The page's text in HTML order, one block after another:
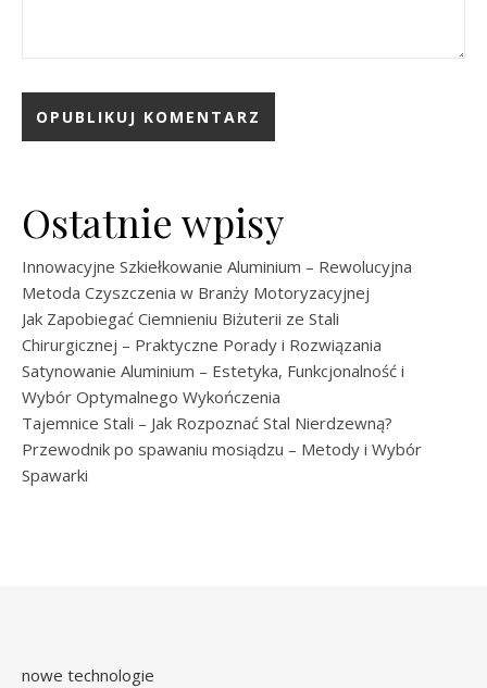
Ostatnie wpisy
Innowacyjne Szkiełkowanie Aluminium – Rewolucyjna
Metoda Czyszczenia w Branży Motoryzacyjnej
Jak Zapobiegać Ciemnieniu Biżuterii ze Stali
Chirurgicznej – Praktyczne Porady i Rozwiązania
Satynowanie Aluminium – Estetyka, Funkcjonalność i
Wybór Optymalnego Wykończenia
Tajemnice Stali – Jak Rozpoznać Stal Nierdzewną?
Przewodnik po spawaniu mosiądzu – Metody i Wybór
Spawarki
nowe technologie